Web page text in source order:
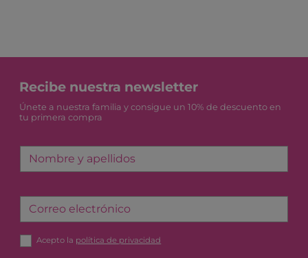
Recibe nuestra newsletter
Únete a nuestra familia y consigue un 10% de descuento en
tu primera compra
Nombre y apellidos
Correo electrónico
Acepto la política de privacidad